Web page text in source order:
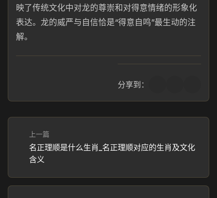
映了传统文化中对龙的尊崇和对得意情绪的形象化
表达。龙的威严与自信恰是“得意自鸣”最生动的注
解。
分享到：
上一篇
名正理顺是什么生肖_名正理顺对应的生肖及文化
含义